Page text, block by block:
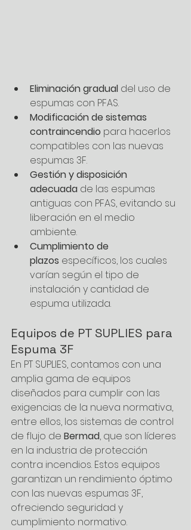
Eliminación gradual del uso de
espumas con PFAS.
Modificación de sistemas
contraincendio para hacerlos
compatibles con las nuevas
espumas 3F.
Gestión y disposición
adecuada de las espumas
antiguas con PFAS, evitando su
liberación en el medio
ambiente.
Cumplimiento de
plazos específicos, los cuales
varían según el tipo de
instalación y cantidad de
espuma utilizada.
Equipos de PT SUPLIES para
En PT SUPLIES, contamos con una
amplia gama de equipos
diseñados para cumplir con las
exigencias de la nueva normativa,
entre ellos, los sistemas de control
de flujo de Bermad, que son líderes
en la industria de protección
contra incendios. Estos equipos
garantizan un rendimiento óptimo
con las nuevas espumas 3F,
ofreciendo seguridad y
cumplimiento normativo.